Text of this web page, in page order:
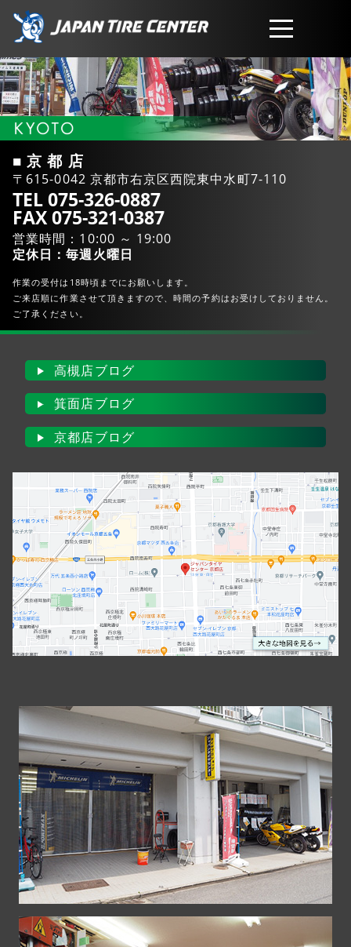
取扱商品
会社概要
工賃・サービスについて
お問い合わせ
■ 京 都 店
〒615-0042 京都市右京区西院東中水町7-110
TEL 075-326-0887
FAX 075-321-0387
営業時間：10:00 ～ 19:00
定休日：毎週火曜日
作業の受付は18時頃までにお願いします。
ご来店順に作業させて頂きますので、時間の予約はお受けしておりません。
ご了承ください。
高槻店ブログ
箕面店ブログ
京都店ブログ